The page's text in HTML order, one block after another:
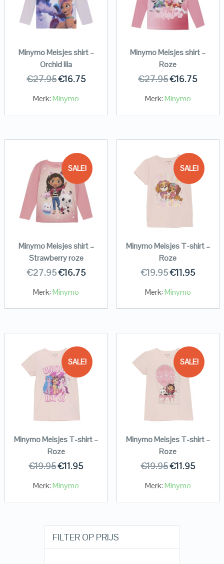
Minymo Meisjes shirt –
Orchid lila
€27.95€16.75
Merk:Minymo
Minymo Meisjes shirt –
Roze
€27.95€16.75
Merk:Minymo
SALE!
Minymo Meisjes shirt –
Strawberry roze
€27.95€16.75
Merk:Minymo
SALE!
Minymo Meisjes T-shirt –
Roze
€19.95€11.95
Merk:Minymo
SALE!
Minymo Meisjes T-shirt –
Roze
€19.95€11.95
Merk:Minymo
SALE!
Minymo Meisjes T-shirt –
Roze
€19.95€11.95
Merk:Minymo
FILTER OP PRIJS